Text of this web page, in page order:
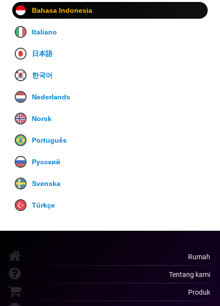
Bahasa Indonesia
Italiano
日本語
한국어
Nederlands
Norsk
Português
Русский
Svenska
Türkçe
Rumah
Tentang kami
Produk